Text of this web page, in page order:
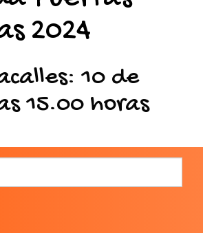
2024
10 de
15.00 horas